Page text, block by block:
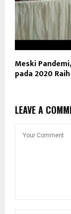
Meski
pada 2020
LEAVE A